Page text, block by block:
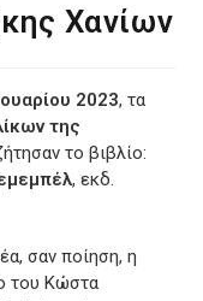
Χανίων
2023, τα
της
το βιβλίο:
, εκδ.
σαν ποίηση, η
του Κώστα